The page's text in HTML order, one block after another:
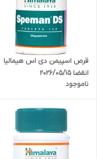
قرص اسپیمن دی اس هیمالیا
انقضا 2026/05/15
ناموجود